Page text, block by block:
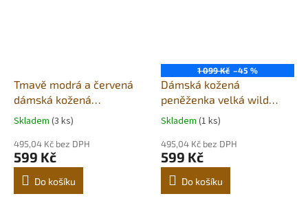
Tmavě modrá a červená
dámská kožená
peněženka se zápinkou
Skladem (3 ks)
495,04 Kč bez DPH
599 Kč
Do košíku
1 099 Kč –45 %
Dámská kožená
peněženka velká wild
fashion4u camel
Skladem (1 ks)
495,04 Kč bez DPH
599 Kč
Do košíku